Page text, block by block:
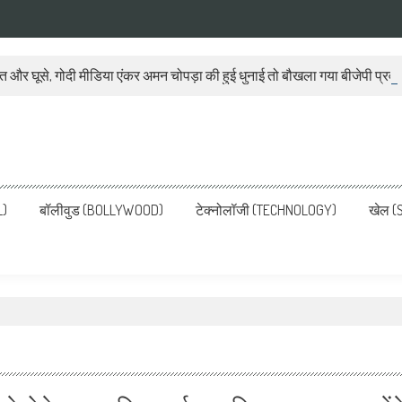
घूसे, गोदी मीडिया एंकर अमन चोपड़ा की हुई धुनाई तो बौखला गया बीजेपी
Latest News in Hindi, Breaking
live, पढ़ें देश और दुनिया की ताजा ख़बरें
बॉलीवुड (BOLLYWOOD) टेक्नोलॉजी (TECHNOLOGY) खेल